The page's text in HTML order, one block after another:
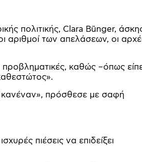
πολιτικής, Clara Bünger,
αριθμοί των απελάσεων, οι
προβληματικές, καθώς –όπως
κανέναν», πρόσθεσε με σαφή
πιέσεις να επιδείξει